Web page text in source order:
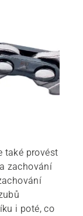
také provést
zachování
i poté, co